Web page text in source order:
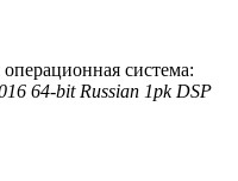
система:
64-bit Russian 1pk DSP